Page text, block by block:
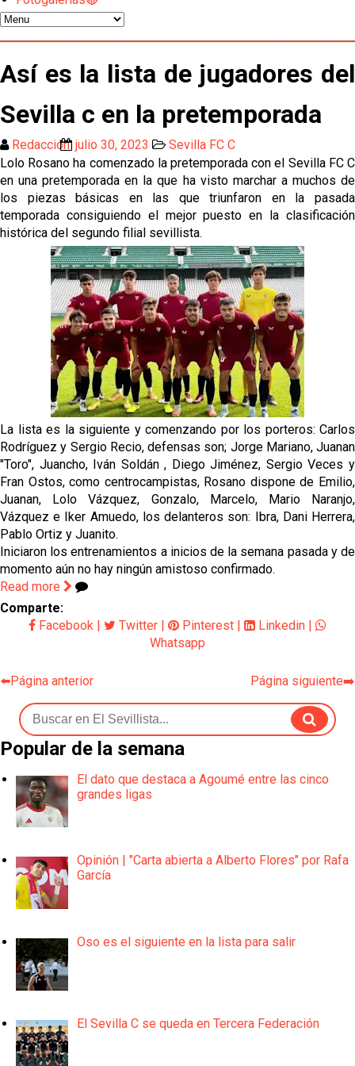
Los contratiempos para García Plaza por la mala
gestión de un inválido Consejo
Atlético y Getafe agitan el mercado de LaLiga
Luis García Plaza: No sufrir ya es un paso adelante
El Sevilla FC plantea ampliar hasta cinco fichajes
más antes del cierre
Djibril Sow pone rumbo a Italia para firmar su nuevo
contrato con el Genoa
Kochorashvili, seria opción para reforzar el centro
del campo sevillista
Sow muy cerca de cerrar su traspaso al Genoa
Oso es el siguiente en la lista para salir
Banquillos confirmados: así queda la cantera del
Sevilla Femenino para la 2026/27
Celta y Rayo agitan el mercado de La Liga
Previa | El Sevilla FC cierra la pretemporada con el
exigente choque ante el Bayer Leverkusen
Así es la lista de jugadores del
Sevilla c en la pretemporada
Redacción julio 30, 2023
Sevilla FC C
Lolo Rosano ha comenzado la pretemporada con el Sevilla FC C
en una pretemporada en la que ha visto marchar a muchos de
los piezas básicas en las que triunfaron en la pasada
temporada consiguiendo el mejor puesto en la clasificación
histórica del segundo filial sevillista.
La lista es la siguiente y comenzando por los porteros: Carlos
Rodríguez y Sergio Recio, defensas son; Jorge Mariano, Juanan
"Toro", Juancho, Iván Soldán , Diego Jiménez, Sergio Veces y
Fran Ostos, como centrocampistas, Rosano dispone de Emilio,
Juanan, Lolo Vázquez, Gonzalo, Marcelo, Mario Naranjo,
Vázquez e Iker Amuedo, los delanteros son: Ibra, Dani Herrera,
Pablo Ortiz y Juanito.
Iniciaron los entrenamientos a inicios de la semana pasada y de
momento aún no hay ningún amistoso confirmado.
Read more
Comparte:
Facebook
Twitter Pinterest Linkedin
Whatsapp
⬅️Página anterior Página siguiente➡️
Popular de la semana
El dato que destaca a Agoumé entre las cinco
grandes ligas
Opinión | "Carta abierta a Alberto Flores" por Rafa
García
Oso es el siguiente en la lista para salir
El Sevilla C se queda en Tercera Federación